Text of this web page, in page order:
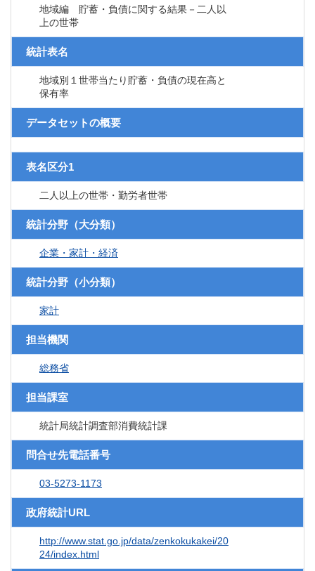
地域編 貯蓄・負債に関する結果－二人以
上の世帯
統計表名
地域別１世帯当たり貯蓄・負債の現在高と
保有率
データセットの概要
表名区分1
二人以上の世帯・勤労者世帯
統計分野（大分類）
企業・家計・経済
統計分野（小分類）
家計
担当機関
総務省
担当課室
統計局統計調査部消費統計課
問合せ先電話番号
03-5273-1173
政府統計URL
http://www.stat.go.jp/data/zenkokukakei/20
24/index.html